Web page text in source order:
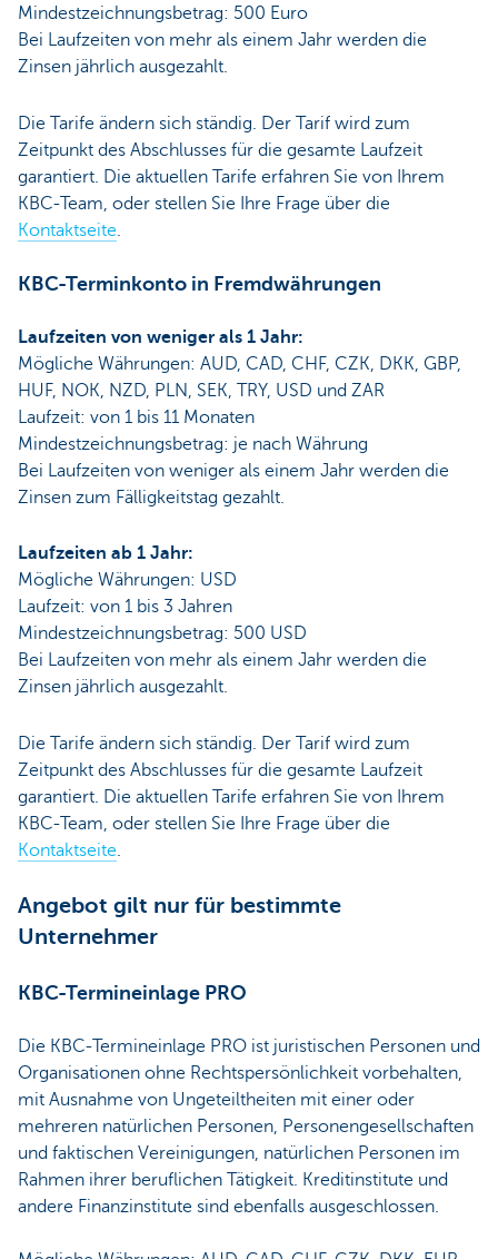
Mindestzeichnungsbetrag: 500 Euro
Bei Laufzeiten von mehr als einem Jahr werden die
Zinsen jährlich ausgezahlt.
Die Tarife ändern sich ständig. Der Tarif wird zum
Zeitpunkt des Abschlusses für die gesamte Laufzeit
garantiert. Die aktuellen Tarife erfahren Sie von Ihrem
KBC-Team, oder stellen Sie Ihre Frage über die
Kontaktseite.
KBC-Terminkonto in Fremdwährungen
Laufzeiten von weniger als 1 Jahr:
Mögliche Währungen: AUD, CAD, CHF, CZK, DKK, GBP,
HUF, NOK, NZD, PLN, SEK, TRY, USD und ZAR
Laufzeit: von 1 bis 11 Monaten
Mindestzeichnungsbetrag: je nach Währung
Bei Laufzeiten von weniger als einem Jahr werden die
Zinsen zum Fälligkeitstag gezahlt.
Laufzeiten ab 1 Jahr:
Mögliche Währungen: USD
Laufzeit: von 1 bis 3 Jahren
Mindestzeichnungsbetrag: 500 USD
Bei Laufzeiten von mehr als einem Jahr werden die
Zinsen jährlich ausgezahlt.
Die Tarife ändern sich ständig. Der Tarif wird zum
Zeitpunkt des Abschlusses für die gesamte Laufzeit
garantiert. Die aktuellen Tarife erfahren Sie von Ihrem
KBC-Team, oder stellen Sie Ihre Frage über die
Kontaktseite
Angebot gilt nur für bestimmte
Unternehmer
KBC-Termineinlage PRO
Die KBC-Termineinlage PRO ist juristischen Personen und
Organisationen ohne Rechtspersönlichkeit vorbehalten,
mit Ausnahme von Ungeteiltheiten mit einer oder
mehreren natürlichen Personen, Personengesellschaften
und faktischen Vereinigungen, natürlichen Personen im
Rahmen ihrer beruflichen Tätigkeit. Kreditinstitute und
andere Finanzinstitute sind ebenfalls ausgeschlossen.